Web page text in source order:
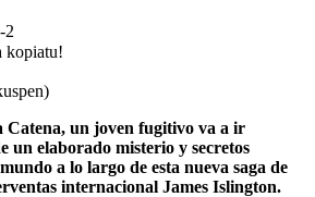
2
kopiatu!
Catena, un joven fugitivo va a ir
un elaborado misterio y secretos
a lo largo de esta nueva saga de
internacional James Islington.